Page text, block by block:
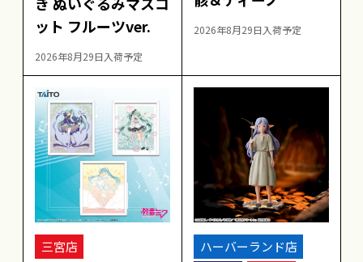
ット フルーツver.
2026年8月29日入荷予定
2026年8月29日入荷予定
三宮店
ハーバーランド店